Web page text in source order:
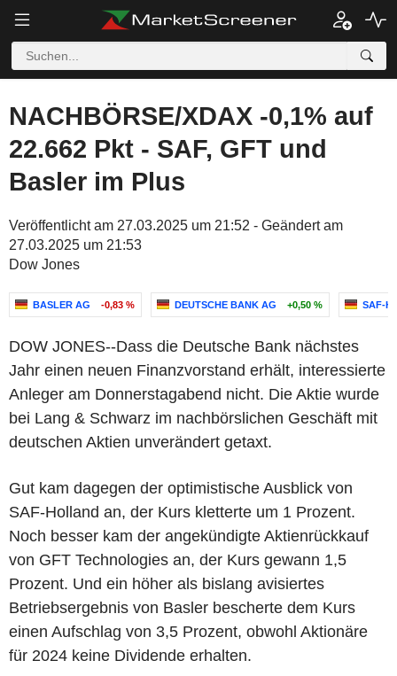
NACHBÖRSE/XDAX -0,1% auf
22.662 Pkt - SAF, GFT und
Basler im Plus
Veröffentlicht am 27.03.2025 um 21:52 - Geändert am
27.03.2025 um 21:53
Dow Jones
BASLER AG -0,83 % DEUTSCHE BANK AG +0,50 % SAF-
DOW JONES--Dass die Deutsche Bank nächstes
Jahr einen neuen Finanzvorstand erhält, interessierte
Anleger am Donnerstagabend nicht. Die Aktie wurde
bei Lang & Schwarz im nachbörslichen Geschäft mit
deutschen Aktien unverändert getaxt.
Gut kam dagegen der optimistische Ausblick von
SAF-Holland an, der Kurs kletterte um 1 Prozent.
Noch besser kam der angekündigte Aktienrückkauf
von GFT Technologies an, der Kurs gewann 1,5
Prozent. Und ein höher als bislang avisiertes
Betriebsergebnis von Basler bescherte dem Kurs
einen Aufschlag von 3,5 Prozent, obwohl Aktionäre
für 2024 keine Dividende erhalten.